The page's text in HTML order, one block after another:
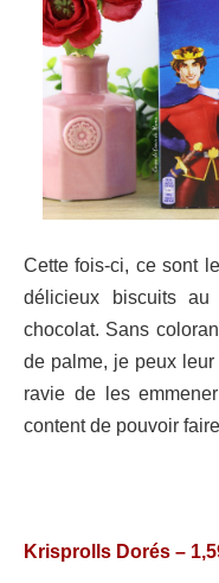
Cette fois-ci, ce sont
délicieux biscuits
chocolat. Sans
de palme, je peux
ravie de les
content de pouvoir
Krisprolls Dorés –